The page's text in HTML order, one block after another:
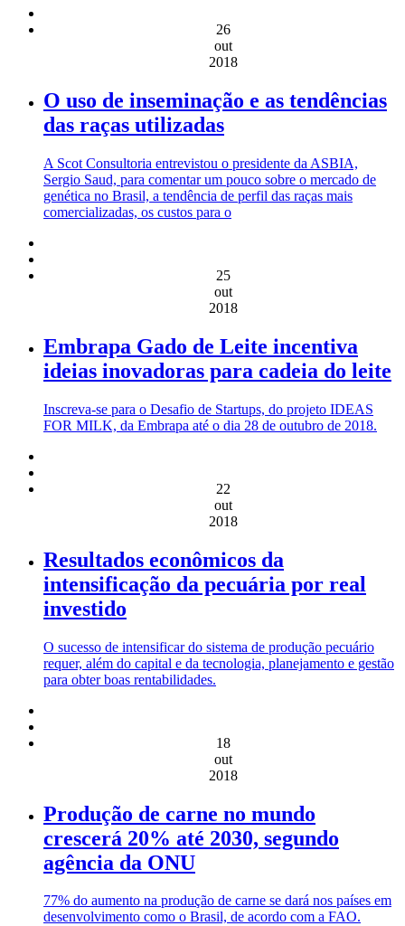
26
out
2018
O uso de inseminação e as tendências
das raças utilizadas
A Scot Consultoria entrevistou o presidente da ASBIA,
Sergio Saud, para comentar um pouco sobre o mercado de
genética no Brasil, a tendência de perfil das raças mais
comercializadas, os custos para o
25
out
2018
Embrapa Gado de Leite incentiva
ideias inovadoras para cadeia do leite
Inscreva-se para o Desafio de Startups, do projeto IDEAS
FOR MILK, da Embrapa até o dia 28 de outubro de 2018.
22
out
2018
Resultados econômicos da
intensificação da pecuária por real
investido
O sucesso de intensificar do sistema de produção pecuário
requer, além do capital e da tecnologia, planejamento e gestão
para obter boas rentabilidades.
18
out
2018
Produção de carne no mundo
crescerá 20% até 2030, segundo
agência da ONU
77% do aumento na produção de carne se dará nos países em
desenvolvimento como o Brasil, de acordo com a FAO.